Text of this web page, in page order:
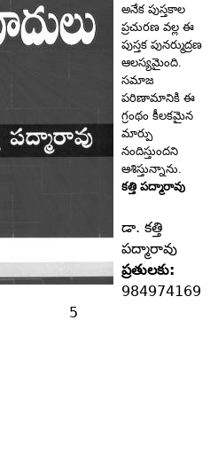
అనేక పుస్తకాల
ప్రచురణ వల్ల ఈ
పుస్తక పునర్ముద్రణ
ఆలస్యమైంది.
సమాజ
పరిణామానికి ఈ
గ్రంథం కీలకమైన
మార్పు
నందిస్తుందని
ఆశిస్తున్నాను.
కత్తి పద్మారావు
డా. కత్తి
పద్మారావు
ప్రతులకు:
984974169
5